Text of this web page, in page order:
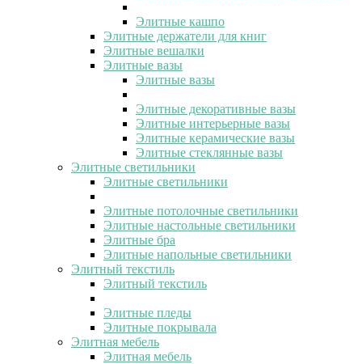
Элитные кашпо
Элитные держатели для книг
Элитные вешалки
Элитные вазы
Элитные вазы
Элитные декоративные вазы
Элитные интерьерные вазы
Элитные керамические вазы
Элитные стеклянные вазы
Элитные светильники
Элитные светильники
Элитные потолочные светильники
Элитные настольные светильники
Элитные бра
Элитные напольные светильники
Элитный текстиль
Элитный текстиль
Элитные пледы
Элитные покрывала
Элитная мебель
Элитная мебель